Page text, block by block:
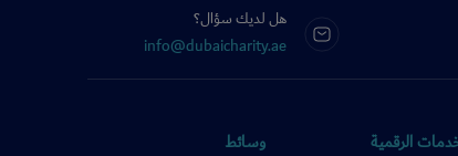
هل لديك سؤال؟
info@dubaicharity.ae
الرقمية وسائط